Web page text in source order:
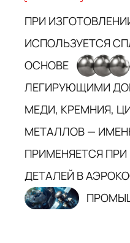
ПРИ
ИСПОЛЬЗУЕТСЯ
ОСНОВЕ
ЛЕГИРУЮЩИМИ
МЕДИ, КРЕМНИЯ,
МЕТАЛЛОВ —
ПРИМЕНЯЕТСЯ
ДЕТАЛЕЙ В